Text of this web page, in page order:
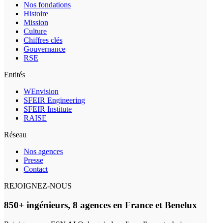
Nos fondations
Histoire
Mission
Culture
Chiffres clés
Gouvernance
RSE
Entités
WEnvision
SFEIR Engineering
SFEIR Institute
RAISE
Réseau
Nos agences
Presse
Contact
REJOIGNEZ-NOUS
850+ ingénieurs, 8 agences en France et Benelux